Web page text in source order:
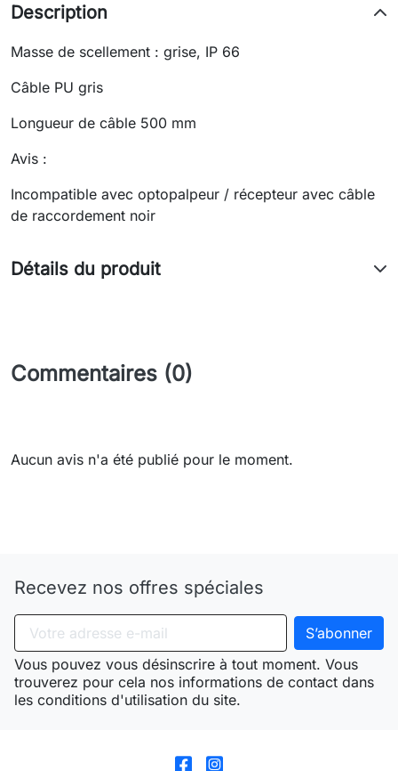
Description
Masse de scellement : grise, IP 66
Câble PU gris
Longueur de câble 500 mm
Avis :
Incompatible avec optopalpeur / récepteur avec câble
de raccordement noir
Détails du produit
Commentaires (0)
Aucun avis n'a été publié pour le moment.
Recevez nos offres spéciales
Vous pouvez vous désinscrire à tout moment. Vous
trouverez pour cela nos informations de contact dans
les conditions d'utilisation du site.